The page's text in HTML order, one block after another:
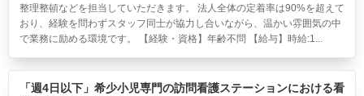
整理整頓などを担当していただきます。 法人全体の定着率は90%を超えて
おり、経験を問わずスタッフ同士が協力し合いながら、温かい雰囲気の中
で業務に励める環境です。 【経験・資格】年齢不問 【給与】時給:1...
「週4日以下」希少小児専門の訪問看護ステーションにおける看